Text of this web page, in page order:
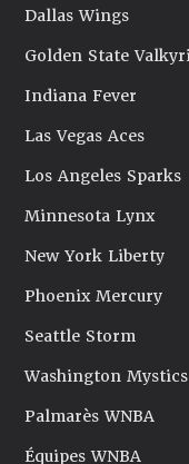
Dallas Wings
Golden State
Indiana Fever
Las Vegas Aces
Los Angeles Sparks
Minnesota Lynx
New York Liberty
Phoenix Mercury
Seattle Storm
Washington Mystics
Palmarès WNBA
Équipes WNBA